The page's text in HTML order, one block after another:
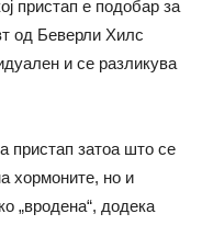
пристап е подобар за
од Беверли Хилс
и се разликува
пристап затоа што се
хормоните, но и
„вродена“, додека